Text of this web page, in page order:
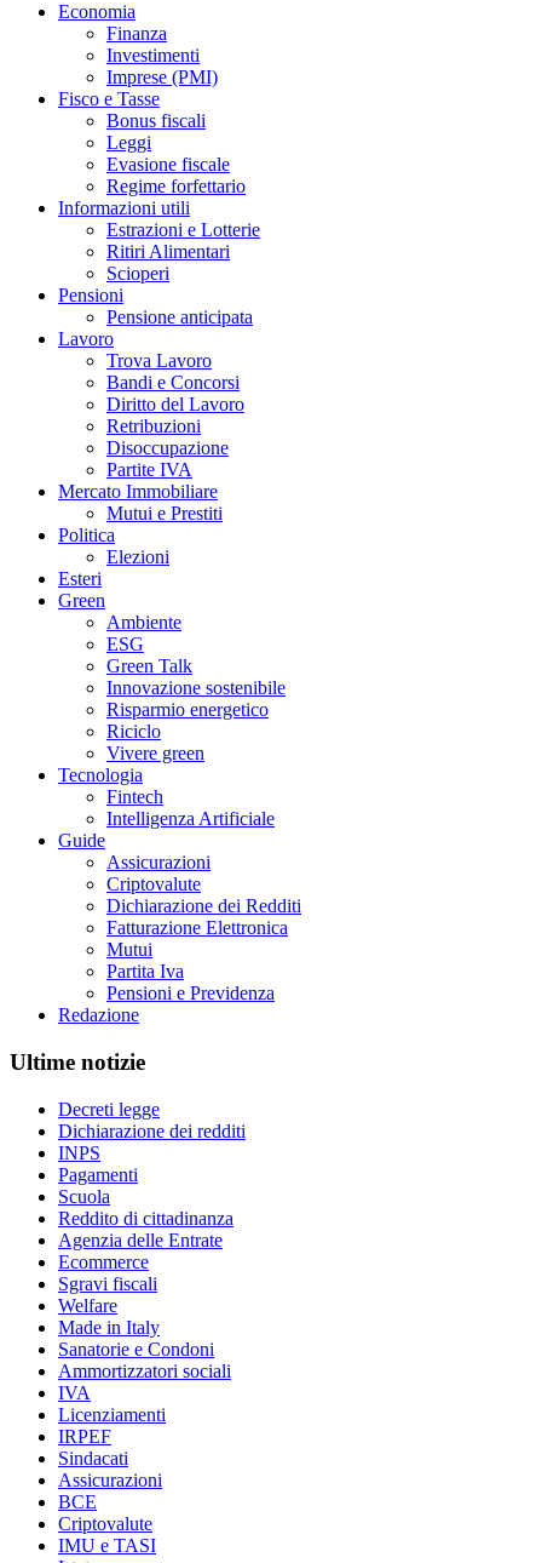
Economia
Finanza
Investimenti
Imprese (PMI)
Fisco e Tasse
Bonus fiscali
Leggi
Evasione fiscale
Regime forfettario
Informazioni utili
Estrazioni e Lotterie
Ritiri Alimentari
Scioperi
Pensioni
Pensione anticipata
Lavoro
Trova Lavoro
Bandi e Concorsi
Diritto del Lavoro
Retribuzioni
Disoccupazione
Partite IVA
Mercato Immobiliare
Mutui e Prestiti
Politica
Elezioni
Esteri
Green
Ambiente
ESG
Green Talk
Innovazione sostenibile
Risparmio energetico
Riciclo
Vivere green
Tecnologia
Fintech
Intelligenza Artificiale
Guide
Assicurazioni
Criptovalute
Dichiarazione dei Redditi
Fatturazione Elettronica
Mutui
Partita Iva
Pensioni e Previdenza
Redazione
Ultime notizie
Decreti legge
Dichiarazione dei redditi
INPS
Pagamenti
Scuola
Reddito di cittadinanza
Agenzia delle Entrate
Ecommerce
Sgravi fiscali
Welfare
Made in Italy
Sanatorie e Condoni
Ammortizzatori sociali
IVA
Licenziamenti
IRPEF
Sindacati
Assicurazioni
BCE
Criptovalute
IMU e TASI